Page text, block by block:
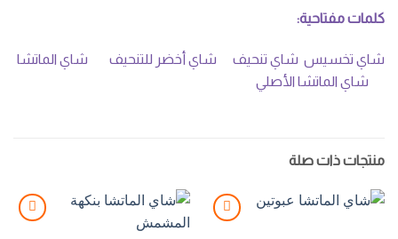
كلمات مفتاحية:
شاي تخسيس شاي تنحيف شاي أخضر للتنحيف شاي الماتشا
شاي الماتشا الأصلي
منتجات ذات صلة